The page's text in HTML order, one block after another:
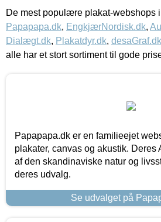
De mest populære plakat-webshops
Papapapa.dk, EngkjærNordisk.dk,
Dialægt.dk, Plakatdyr.dk, desaGraf.dk
alle har et stort sortiment til gode
Papapapa.dk er en familieejet
plakater, canvas og akustik. Deres
af den skandinaviske natur og
deres udvalg.
Se udvalget på